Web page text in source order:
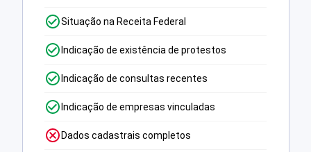
Situação na Receita Federal
Indicação de existência de protestos
Indicação de consultas recentes
Indicação de empresas vinculadas
Dados cadastrais completos